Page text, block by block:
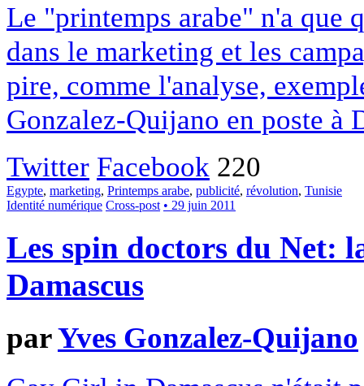
Le "printemps arabe" n'a que
dans le marketing et les
pire, comme l'analyse,
Gonzalez-Quijano en poste à
Twitter Facebook 220
Egypte, marketing, Printemps arabe, publicité, révolution, Tunisie
Identité numérique Cross-post • 29 juin 2011
Les spin doctors du Net:
Damascus
parYves Gonzalez-Quijano